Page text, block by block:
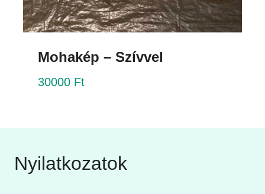
Mohakép – Szívvel
30000 Ft
Nyilatkozatok